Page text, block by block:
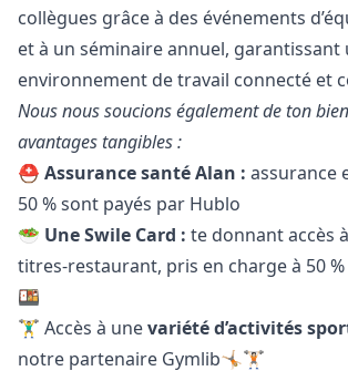
collègues grâce à des événements
et à un séminaire annuel, garantissant
environnement de travail connecté et
Nous nous soucions également de ton
avantages tangibles :
⛑️ Assurance santé Alan : assurance
50 % sont payés par Hublo
🥗 Une Swile Card : te donnant accès
titres-restaurant, pris en charge à 50
🍱
🏋️‍♂️ Accès à unevariété d’activités
notre partenaire Gymlib🤸🏼🏋🏻